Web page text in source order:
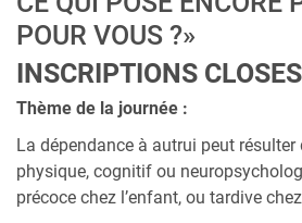
POUR VOUS ?»
INSCRIPTIONS CLOSES
Thème de la journée :
La dépendance à autrui peut résulter
physique, cognitif ou
précoce chez l’enfant, ou tardive